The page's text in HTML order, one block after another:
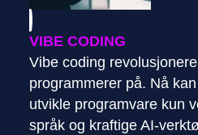
VIBE CODING
Vibe coding
programmerer på. Nå
utvikle programvare kun
språk og kraftige AI-